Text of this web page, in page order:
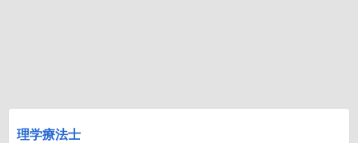
理学療法士